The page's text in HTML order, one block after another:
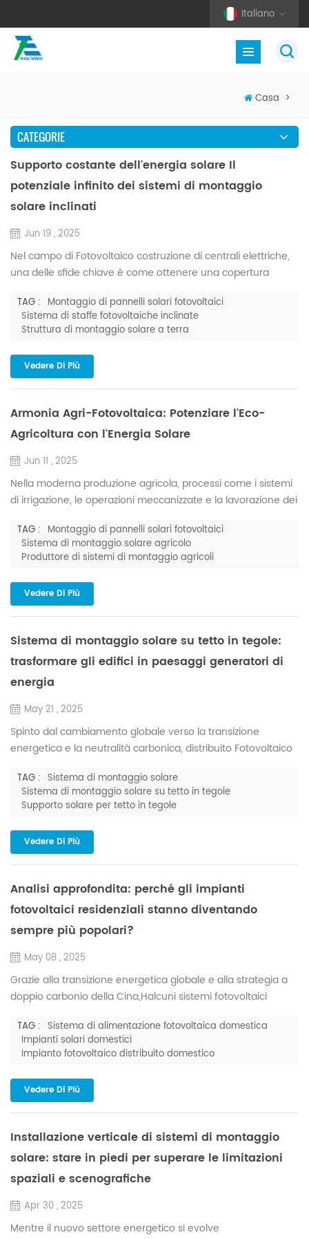
Italiano
Casa >
CATEGORIE
Supporto costante dell'energia solare Il
potenziale infinito dei sistemi di montaggio
solare inclinati
Jun 19 , 2025
Nel campo di Fotovoltaico costruzione di centrali elettriche,
una delle sfide chiave è come ottenere una copertura
sull'investimento. L'intelligente t sistema di staffe
fotovoltaiche ilted sviluppato da Enorme Energy offre una
soluzione rivoluzionaria attraverso una progettazione
strutturale innovativa e un'ottimizzazione ingegneristi...
TAG : Montaggio di pannelli solari fotovoltaici
Sistema di staffe fotovoltaiche inclinate
Struttura di montaggio solare a terra
Vedere Di Più
Armonia Agri-Fotovoltaica: Potenziare l'Eco-
Agricoltura con l'Energia Solare
Jun 11 , 2025
Nella moderna produzione agricola, processi come i sistemi
di irrigazione, le operazioni meccanizzate e la lavorazione dei
energia. Di fronte alla duplice sfida dell'aumento dei costi
dell'energia tradizionale e delle normative ambientali
sempre più severe, l'energia solare – una risorsa verde
inesauribile – sta rapidamente emergendo come...
TAG : Montaggio di pannelli solari fotovoltaici
Sistema di montaggio solare agricolo
Produttore di sistemi di montaggio agricoli
Vedere Di Più
Sistema di montaggio solare su tetto in tegole:
trasformare gli edifici in paesaggi generatori di
energia
May 21 , 2025
Spinto dal cambiamento globale verso la transizione
energetica e la neutralità carbonica, distribuito Fotovoltaico
chiave per ottimizzare l'uso dell'energia sia negli edifici
residenziali che commerciali. Tra questi, sistemi di
montaggio solare su tetti in tegole si distinguono come la
scelta ideale per applicazioni su tetti residenziali e com...
TAG : Sistema di montaggio solare
Sistema di montaggio solare su tetto in tegole
Supporto solare per tetto in tegole
Vedere Di Più
Analisi approfondita: perché gli impianti
fotovoltaici residenziali stanno diventando
sempre più popolari?
May 08 , 2025
Grazie alla transizione energetica globale e alla strategia a
doppio carbonio della Cina,Halcuni sistemi fotovoltaici
risorse del tetto, migliorare il patrimonio familiare Utilizzo di
risorse inutilizzate: modulo Significativi ritorni economici:
pianta viene trasferito alla famiglia, creando un flusso di
reddito a “costo zero + rendimen...
TAG : Sistema di alimentazione fotovoltaica domestica
Impianti solari domestici
Impianto fotovoltaico distribuito domestico
Vedere Di Più
Installazione verticale di sistemi di montaggio
solare: stare in piedi per superare le limitazioni
spaziali e scenografiche
Apr 30 , 2025
Mentre il nuovo settore energetico si evolve